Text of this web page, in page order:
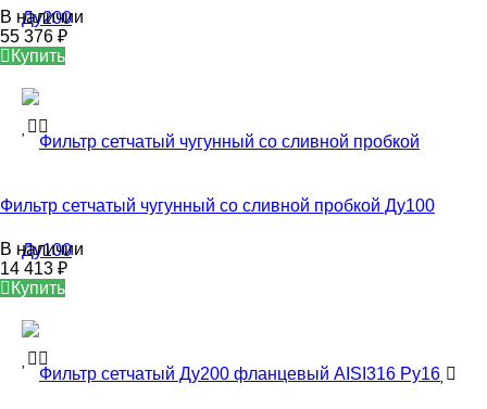
В наличии
55 376 ₽
Купить
Фильтр сетчатый чугунный со сливной пробкой Ду100
В наличии
14 413 ₽
Купить